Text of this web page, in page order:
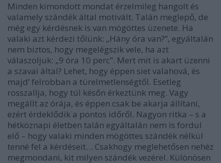
Minden kimondott mondat érzelmileg hangolt és
valamely szándék által motivált. Talán meglepő, de
még egy kérdésnek is van mögöttes üzenete. Ha
valaki azt kérdezi tőlünk: „Hány óra van?”, egyáltalán
nem biztos, hogy megelégszik vele, ha azt
válaszoljuk: „9 óra 10 perc”. Mert mit is akart üzenni
a szavai által? Lehet, hogy éppen siet valahová, és
majd’ felrobban a türelmetlenségtől. Esetleg
rosszallja, hogy túl későn érkeztünk meg. Vagy
megállt az órája, és éppen csak be akarja állítani,
ezért érdeklődik a pontos időről. Nagyon ritka – s a
hétköznapi életben talán egyáltalán nem is fordul
elő – hogy valaki minden mögöttes szándék nélkül
tenné fel a kérdéseit… Csakhogy meglehetősen nehéz
megmondani, kit milyen szándék vezérel. Különösen